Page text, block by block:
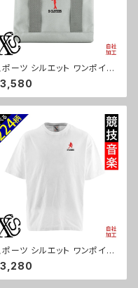
ポーツ シルエット ワンポイン
刺繍 オリジナル 仕分け上手
トートバッグ レディース 仕
り 便利 トートバック メンズ グ
母の日 プレゼントギフト 卒
記念品 部活 卒団 サッカー
スケ テニス 誕生日 ori-a-ba
g08-s
ポーツ シルエット ワンポイン
刺繍 5.6オンス ビッグシルエ
半袖 Tシャツ メンズ グッズ
ホワイト カットソー 黒 ブラッ